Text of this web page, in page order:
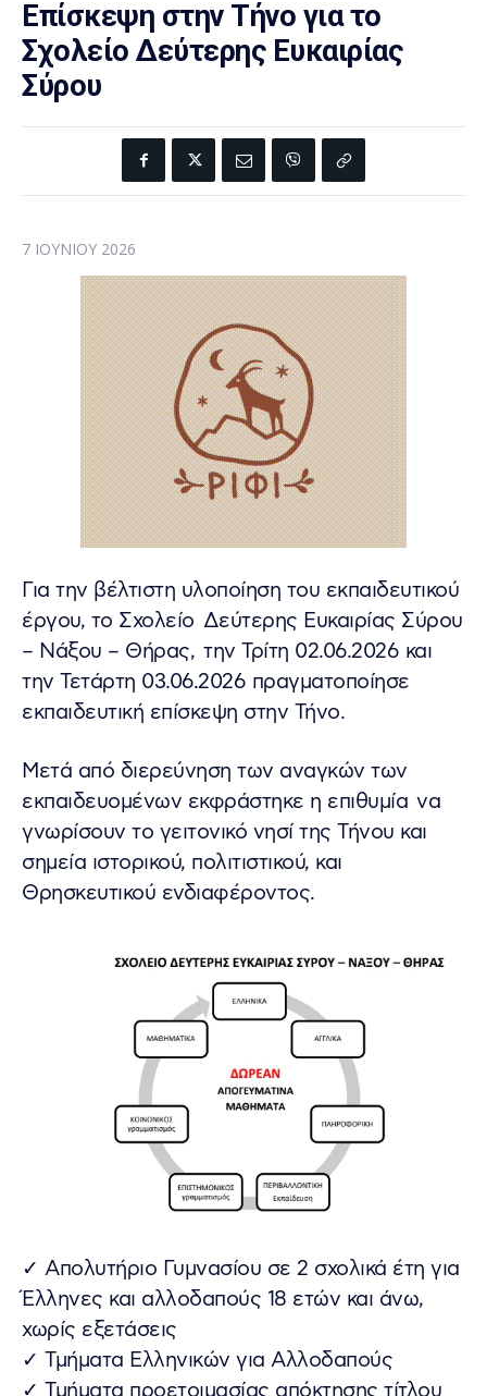
Επίσκεψη στην Τήνο για το
Σχολείο Δεύτερης Ευκαιρίας
Σύρου
7 ΙΟΥΝΊΟΥ 2026
Για την βέλτιστη υλοποίηση του εκπαιδευτικού
έργου, το Σχολείο Δεύτερης Ευκαιρίας Σύρου
– Νάξου – Θήρας, την Τρίτη 02.06.2026 και
την Τετάρτη 03.06.2026 πραγματοποίησε
εκπαιδευτική επίσκεψη στην Τήνο.
Μετά από διερεύνηση των αναγκών των
εκπαιδευομένων εκφράστηκε η επιθυμία να
γνωρίσουν το γειτονικό νησί της Τήνου και
σημεία ιστορικού, πολιτιστικού, και
Θρησκευτικού ενδιαφέροντος.
✓ Απολυτήριο Γυμνασίου σε 2 σχολικά έτη για
Έλληνες και αλλοδαπούς 18 ετών και άνω,
χωρίς εξετάσεις
✓ Τμήματα Ελληνικών για Αλλοδαπούς